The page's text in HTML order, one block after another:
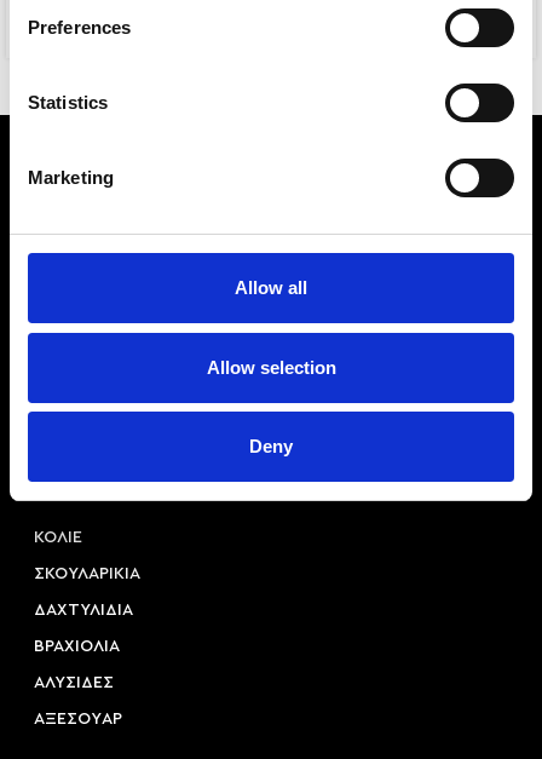
Preferences
Statistics
Marketing
Allow all
Allow selection
Deny
10,00€ 5,00€
Αριστοτέλους 22, 54623, Θεσσαλονίκη
info@princessa.store
Κατηγορίες
ΚΟΛΙΕ
ΣΚΟΥΛΑΡΙΚΙΑ
ΔΑΧΤΥΛΙΔΙΑ
ΒΡΑΧΙΟΛΙΑ
ΑΛΥΣΙΔΕΣ
ΑΞΕΣΟΥAΡ